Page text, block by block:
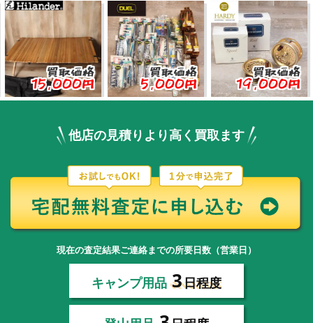
買取価格
円
買取価格
5,000円
買取価格
19,000円
他店の見積りより高く買取ます
現在の査定結果ご連絡までの所要日数（営業日）
キャンプ用品 3日程度